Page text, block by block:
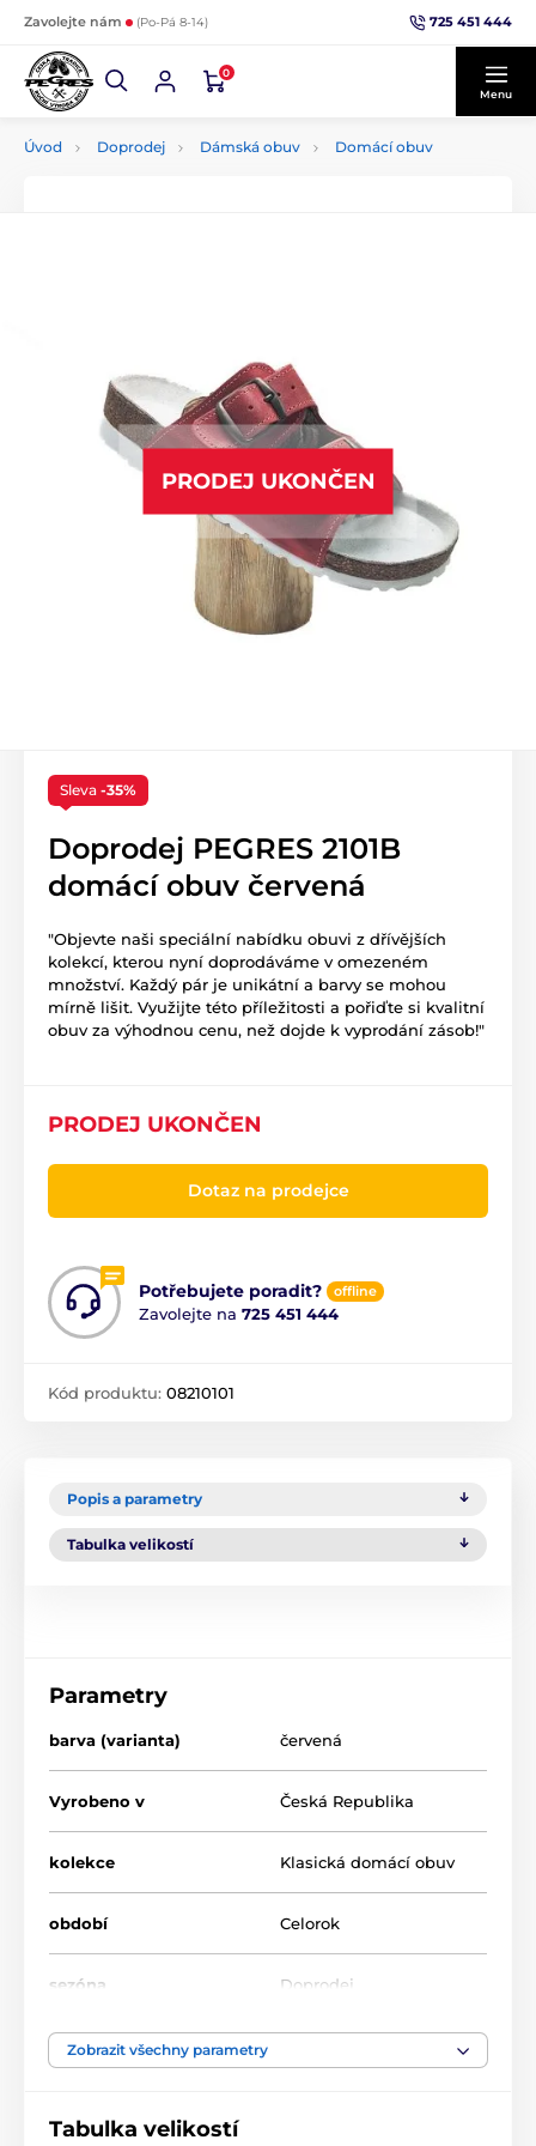
Zavolejte nám (Po-Pá 8-14) 725 451 444
0
Menu
Úvod Doprodej Dámská obuv Domácí obuv
PRODEJ UKONČEN
Sleva -35%
Doprodej PEGRES 2101B
domácí obuv červená
"Objevte naši speciální nabídku obuvi z dřívějších
kolekcí, kterou nyní doprodáváme v omezeném
množství. Každý pár je unikátní a barvy se mohou
mírně lišit. Využijte této příležitosti a pořiďte si kvalitní
obuv za výhodnou cenu, než dojde k vyprodání zásob!"
PRODEJ UKONČEN
Dotaz na prodejce
Potřebujete poradit? offline
Zavolejte na 725 451 444
Kód produktu: 08210101
Popis a parametry
Tabulka velikostí
Parametry
barva (varianta) červená
Vyrobeno v Česká Republika
kolekce Klasická domácí obuv
období Celorok
sezóna Doprodej
šíře chodidla
Zobrazit všechny parametry
Tabulka velikostí